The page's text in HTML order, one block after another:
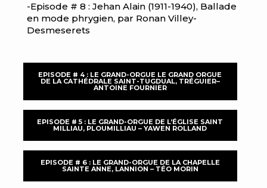
-Episode # 8 : Jehan Alain (1911-1940), Ballade
en mode phrygien, par Ronan Villey-
Desmeserets
EPISODE # 4 : LE GRAND-ORGUE LE GRAND ORGUE
DE LA CATHÉDRALE SAINT-TUGDUAL, TRÉGUIER–
ANTOINE FOURNIER
EPISODE # 5 : LE GRAND-ORGUE DE L’ÉGLISE SAINT
MILLIAU, PLOUMILLIAU – YAWEN ROLLAND
EPISODE # 6 : LE GRAND-ORGUE DE LA CHAPELLE
SAINTE ANNE, LANNION – TÉO MORIN